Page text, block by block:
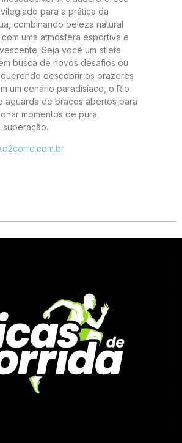
para a prática da
combinando beleza natural
uma atmosfera esportiva e
Seja você um atleta
busca de novos desafios ou
querendo descobrir os prazeres
um cenário paradisíaco, o Rio
aguarda de braços abertos para
momentos de pura
superação.